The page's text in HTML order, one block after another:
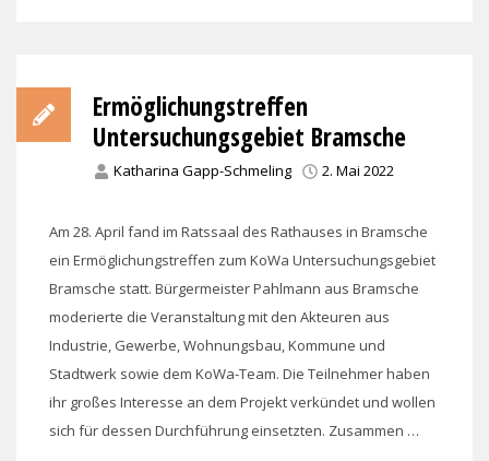
Ermöglichungstreffen
Untersuchungsgebiet Bramsche
Katharina Gapp-Schmeling 2. Mai 2022
Am 28. April fand im Ratssaal des Rathauses in Bramsche
ein Ermöglichungstreffen zum KoWa Untersuchungsgebiet
Bramsche statt. Bürgermeister Pahlmann aus Bramsche
moderierte die Veranstaltung mit den Akteuren aus
Industrie, Gewerbe, Wohnungsbau, Kommune und
Stadtwerk sowie dem KoWa-Team. Die Teilnehmer haben
ihr großes Interesse an dem Projekt verkündet und wollen
sich für dessen Durchführung einsetzten. Zusammen …